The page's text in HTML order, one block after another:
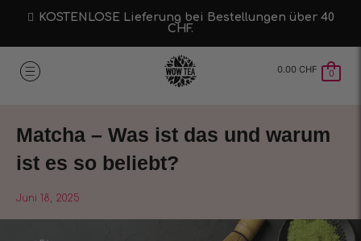
KOSTENLOSE Lieferung bei Bestellungen über 40
CHF.
0.00 CHF 0
Matcha – Was ist das und warum
ist es so beliebt?
Juni 18, 2025